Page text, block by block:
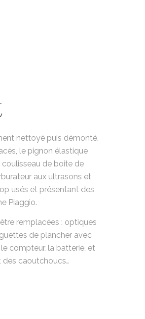
nettoyé puis démonté.
le pignon élastique
coulisseau de boite de
aux ultrasons et
usés et présentant des
Piaggio.
remplacées : optiques
de plancher avec
compteur, la batterie, et
des caoutchoucs…